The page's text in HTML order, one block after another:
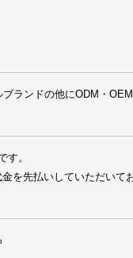
ランドの他にODM・
す。
を先払いしていただいて